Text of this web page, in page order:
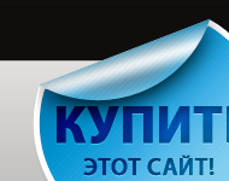
содержимому